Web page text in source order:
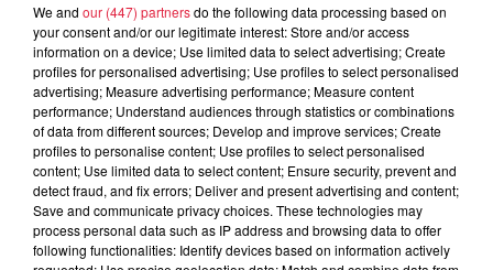
6 août 2026
Les dernières infos sur la venue du
pape à Metz en septembre
5 août 2026
Europa-Park : des précisons sur
We and our (447) partnersdo the following data processing based on
your consent and/or our legitimate interest: Store and/or access
information on a device; Use limited data to select advertising; Create
profiles for personalised advertising; Use profiles to select personalised
advertising; Measure advertising performance; Measure content
performance; Understand audiences through statistics or combinations
of data from different sources; Develop and improve services; Create
profiles to personalise content; Use profiles to select personalised
content; Use limited data to select content; Ensure security, prevent and
detect fraud, and fix errors; Deliver and present advertising and content;
Save and communicate privacy choices. These technologies may
process personal data such as IP address and browsing data to offer
following functionalities: Identify devices based on information actively